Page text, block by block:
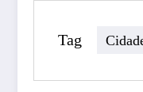
Tag